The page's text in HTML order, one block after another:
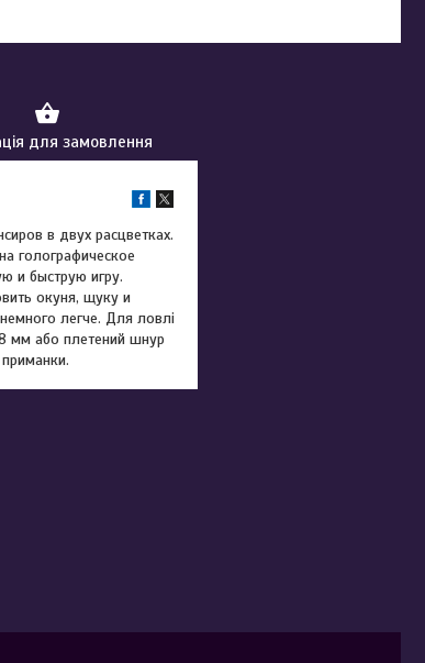
для замовлення
в двух расцветках.
голографическое
и быструю игру.
окуня, щуку и
легче. Для ловлі
мм або плетений шнур